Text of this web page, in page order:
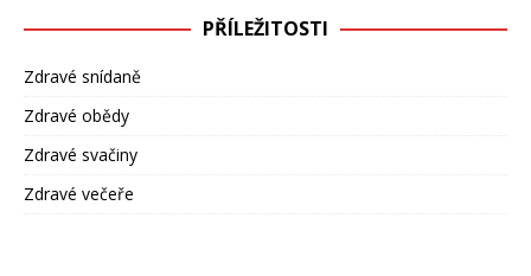
PŘÍLEŽITOSTI
Zdravé snídaně
Zdravé obědy
Zdravé svačiny
Zdravé večeře